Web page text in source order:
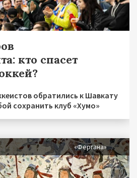
кто спасет
обратились к Шавкату
сохранить клуб «Хумо»
«Фергана»